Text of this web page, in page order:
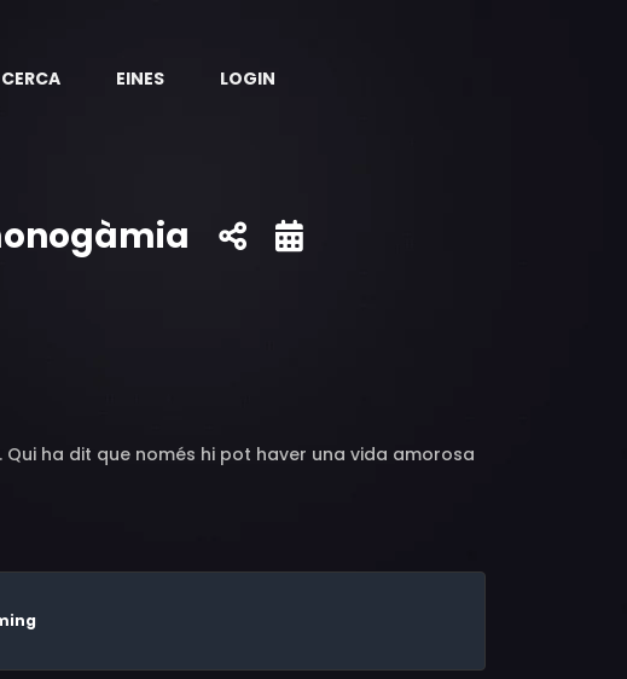
CERCA EINES LOGIN
ha dit que només hi pot haver una vida amorosa